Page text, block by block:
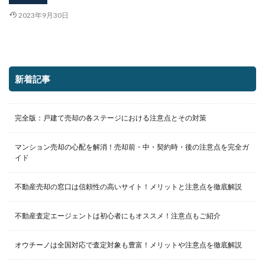
2023年9月30日
新着記事
完全版：戸建て売却の各ステージにおける注意点とその対策
マンション売却の心配を解消！売却前・中・契約時・後の注意点を完全ガ
イド
不動産売却の窓口は信頼性の高いサイト！メリットと注意点を徹底解説
不動産査定エージェントは初心者にもオススメ！注意点もご紹介
オウチーノは全国対応で査定対象も豊富！メリットや注意点を徹底解説